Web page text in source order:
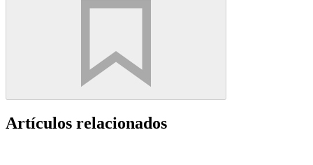
Artículos relacionados